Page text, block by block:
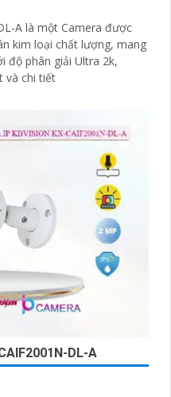
A là một Camera được
kim loại chất lượng, mang
và chi tiết
DL-A